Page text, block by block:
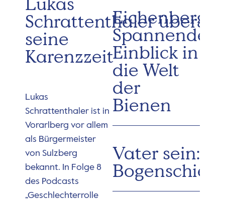
Schrattenthaler über
seine
Karenzzeit
Lukas
Schrattenthaler ist in
Vorarlberg vor allem
als Bürgermeister
von Sulzberg
bekannt. In Folge 8
des Podcasts
„Geschlechterrolle
Eichenberg:
Spannender
Einblick in
die Welt
der
Bienen
Vater sein: